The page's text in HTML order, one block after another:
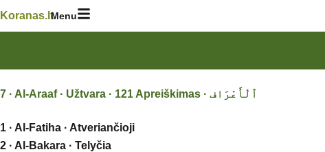
Skip
Koranas.ltMenu
1 · Al-Fatiha · Atveriančioji
2 · Al-Bakara · Telyčia